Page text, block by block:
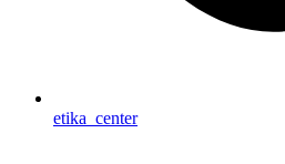
etika_center